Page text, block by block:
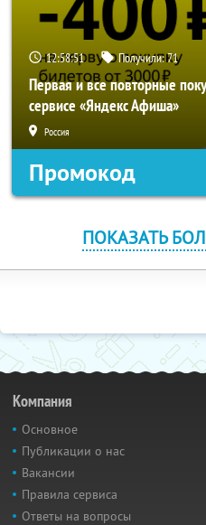
12:58:49 Получили:71
Первая и все повторные
сервисе «Яндекс Афиша»
Россия
Промокод
ПОКАЗАТЬ
Компания
Основное
Публикации о нас
Вакансии
Правила сервиса
Ответы на вопросы